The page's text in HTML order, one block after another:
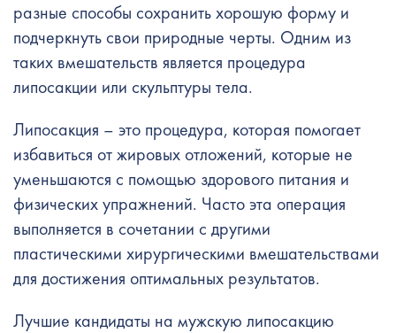
разные способы сохранить хорошую форму и
подчеркнуть свои природные черты. Одним из
таких вмешательств является процедура
липосакции или скульптуры тела.
Липосакция – это процедура, которая помогает
избавиться от жировых отложений, которые не
уменьшаются с помощью здорового питания и
физических упражнений. Часто эта операция
выполняется в сочетании с другими
пластическими хирургическими вмешательствами
для достижения оптимальных результатов.
Лучшие кандидаты на мужскую липосакцию